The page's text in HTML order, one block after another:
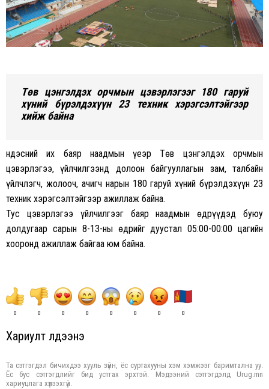
Төв цэнгэлдэх орчмын цэвэрлэгээг 180 гаруй
хүний бүрэлдэхүүн 23 техник хэрэгсэлтэйгээр
хийж байна
Үндэсний их баяр наадмын үеэр Төв цэнгэлдэх орчмын
цэвэрлэгээ, үйлчилгээнд долоон байгууллагын зам, талбайн
үйлчлэгч, жолооч, ачигч нарын 180 гаруй хүний бүрэлдэхүүн 23
техник хэрэгсэлтэйгээр ажиллаж байна.
Тус цэвэрлэгээ үйлчилгээг баяр наадмын өдрүүдэд буюу
долдугаар сарын 8-13-ны өдрийг дуустал 05:00-00:00 цагийн
хооронд ажиллаж байгаа юм байна.
0 0 0 0 0 0 0 0
Хариулт үлдээнэ үү
Та сэтгэгдэл бичихдээ хууль зүйн, ёс суртахууны хэм хэмжээг баримтална уу.
Ёс бус сэтгэгдлийг бид устгах эрхтэй. Мэдээний сэтгэгдэлд Urug.mn
хариуцлага хүлээхгүй.